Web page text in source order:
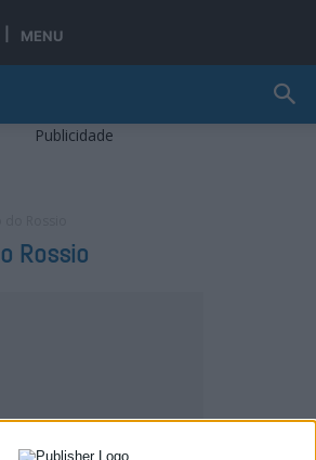
MENU
Publicidade
Rossio